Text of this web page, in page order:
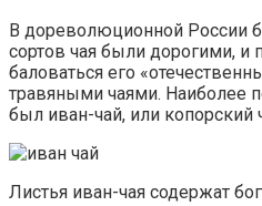
В дореволюционной России
сортов чая были дорогими, и
баловаться его
травяными чаями. Наиболее
был иван-чай, или копорский
Листья иван-чая содержат